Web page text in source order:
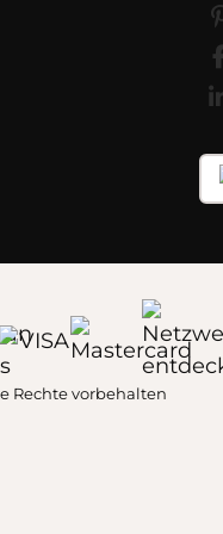
Rechte vorbehalten